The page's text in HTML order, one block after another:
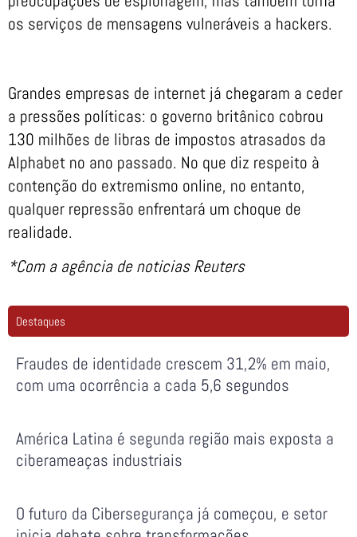
os serviços de mensagens vulneráveis a hackers.
Grandes empresas de internet já chegaram a ceder
a pressões políticas: o governo britânico cobrou
130 milhões de libras de impostos atrasados da
Alphabet no ano passado. No que diz respeito à
contenção do extremismo online, no entanto,
qualquer repressão enfrentará um choque de
realidade.
*Com a agência de noticias Reuters
Destaques
Fraudes de identidade crescem 31,2% em maio,
com uma ocorrência a cada 5,6 segundos
América Latina é segunda região mais exposta a
ciberameaças industriais
O futuro da Cibersegurança já começou, e setor